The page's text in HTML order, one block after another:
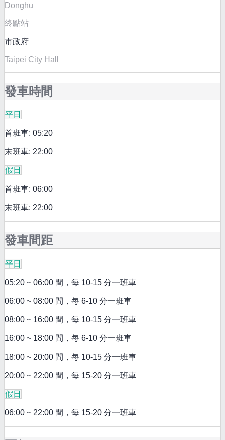
Donghu
終點站
市政府
Taipei City Hall
發車時間
平日
首班車: 05:20
末班車: 22:00
假日
首班車: 06:00
末班車: 22:00
發車間距
平日
05:20 ~ 06:00 間，每 10-15 分一班車
06:00 ~ 08:00 間，每 6-10 分一班車
08:00 ~ 16:00 間，每 10-15 分一班車
16:00 ~ 18:00 間，每 6-10 分一班車
18:00 ~ 20:00 間，每 10-15 分一班車
20:00 ~ 22:00 間，每 15-20 分一班車
假日
06:00 ~ 22:00 間，每 15-20 分一班車